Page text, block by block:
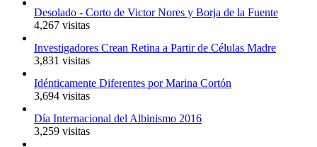
Desolado - Corto de Victor Nores y Borja de la Fuente
4,267 visitas
Investigadores Crean Retina a Partir de Células Madre
3,831 visitas
Idénticamente Diferentes por Marina Cortón
3,694 visitas
Día Internacional del Albinismo 2016
3,259 visitas